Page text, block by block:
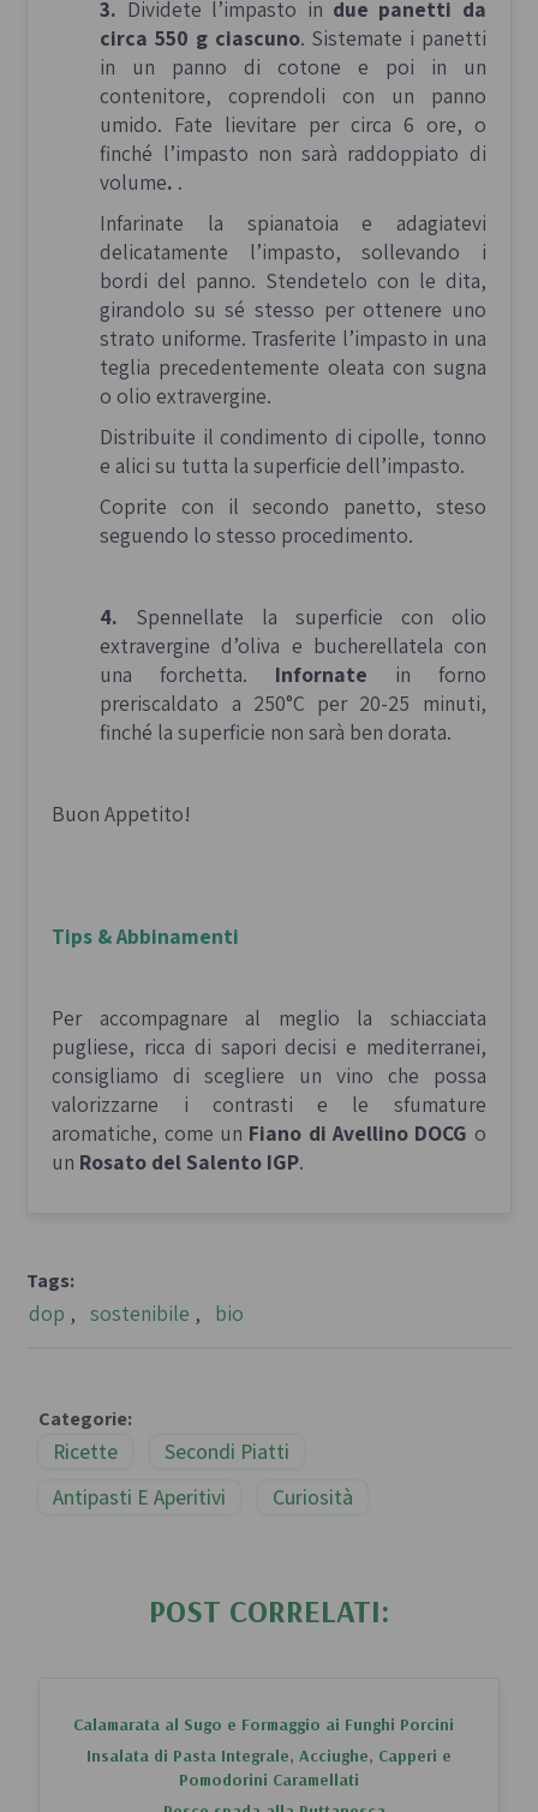
3. Dividete l’impasto in due panetti da
circa 550 g ciascuno. Sistemate i panetti
in un panno di cotone e poi in un
contenitore, coprendoli con un panno
umido. Fate lievitare per circa 6 ore, o
finché l’impasto non sarà raddoppiato di
volume. .
Infarinate la spianatoia e adagiatevi
delicatamente l’impasto, sollevando i
bordi del panno. Stendetelo con le dita,
girandolo su sé stesso per ottenere uno
strato uniforme. Trasferite l’impasto in una
teglia precedentemente oleata con sugna
o olio extravergine.
Distribuite il condimento di cipolle, tonno
e alici su tutta la superficie dell’impasto.
Coprite con il secondo panetto, steso
seguendo lo stesso procedimento.
4. Spennellate la superficie con olio
extravergine d’oliva e bucherellatela con
una forchetta. Infornate in forno
preriscaldato a 250°C per 20-25 minuti,
finché la superficie non sarà ben dorata.
Buon Appetito!
Tips & Abbinamenti
Per accompagnare al meglio la schiacciata
pugliese, ricca di sapori decisi e mediterranei,
consigliamo di scegliere un vino che possa
valorizzarne i contrasti e le sfumature
aromatiche, come un Fiano di Avellino DOCG o
un Rosato del Salento IGP.
Tags:
dop , sostenibile , bio
Categorie:
Ricette
Secondi Piatti
Antipasti E Aperitivi
Curiosità
POST CORRELATI:
Calamarata al Sugo e Formaggio ai Funghi Porcini
Insalata di Pasta Integrale, Acciughe, Capperi e
Pomodorini Caramellati